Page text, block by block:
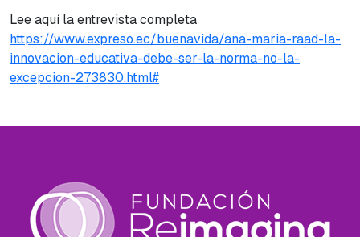
Lee aquí la entrevista completa
https://www.expreso.ec/buenavida/ana-maria-raad-la-
innovacion-educativa-debe-ser-la-norma-no-la-
excepcion-273830.html#